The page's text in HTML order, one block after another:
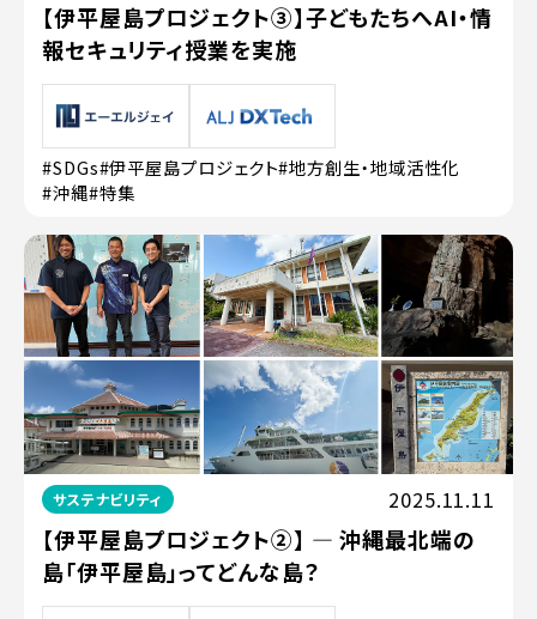
【伊平屋島プロジェクト③】子どもたちへAI・情
報セキュリティ授業を実施
#SDGs#伊平屋島プロジェクト#地方創生・地域活性化
#沖縄#特集
サステナビリティ 2025.11.11
【伊平屋島プロジェクト②】 ― 沖縄最北端の
島「伊平屋島」ってどんな島？